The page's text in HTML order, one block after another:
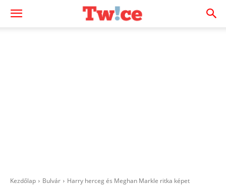
Kezdőlap Bulvár
Harry herceg és Meghan Markle ritka képet